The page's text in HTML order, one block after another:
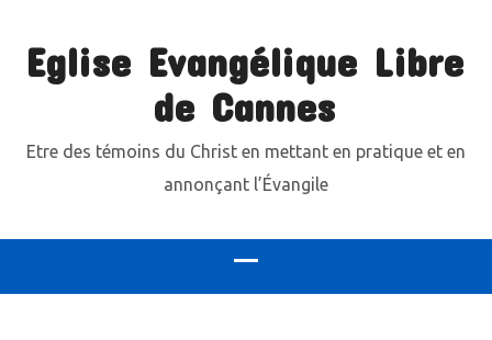
Eglise Evangélique Libre
de Cannes
Etre des témoins du Christ en mettant en pratique et en
annonçant l’Évangile